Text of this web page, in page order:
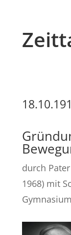
durch
1968) mit